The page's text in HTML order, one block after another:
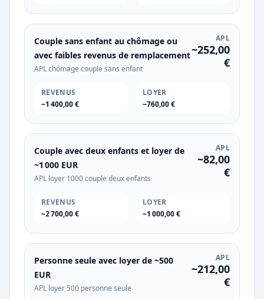
Couple sans enfant au chômage ou
avec faibles revenus de remplacement
APL chômage couple sans enfant
APL
~252,00
€
REVENUS
~1 400,00 €
LOYER
~760,00 €
Couple avec deux enfants et loyer de
~1 000 EUR
APL loyer 1000 couple deux enfants
APL
~82,00
€
REVENUS
~2 700,00 €
LOYER
~1 000,00 €
Personne seule avec loyer de ~500
EUR
APL loyer 500 personne seule
APL
~212,00
€